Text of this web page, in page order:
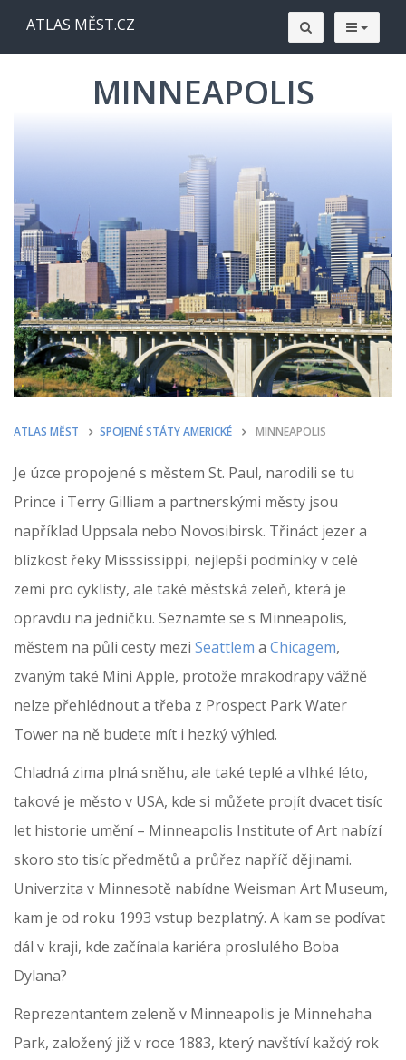
ATLAS MĚST.CZ
MINNEAPOLIS
ATLAS MĚST SPOJENÉ STÁTY AMERICKÉ MINNEAPOLIS
Je úzce propojené s městem St. Paul, narodili se tu
Prince i Terry Gilliam a partnerskými městy jsou
například Uppsala nebo Novosibirsk. Třináct jezer a
blízkost řeky Misssissippi, nejlepší podmínky v celé
zemi pro cyklisty, ale také městská zeleň, která je
opravdu na jedničku. Seznamte se s Minneapolis,
městem na půli cesty mezi Seattlem a Chicagem,
zvaným také Mini Apple, protože mrakodrapy vážně
nelze přehlédnout a třeba z Prospect Park Water
Tower na ně budete mít i hezký výhled.
Chladná zima plná sněhu, ale také teplé a vlhké léto,
takové je město v USA, kde si můžete projít dvacet tisíc
let historie umění – Minneapolis Institute of Art nabízí
skoro sto tisíc předmětů a průřez napříč dějinami.
Univerzita v Minnesotě nabídne Weisman Art Museum,
kam je od roku 1993 vstup bezplatný. A kam se podívat
dál v kraji, kde začínala kariéra proslulého Boba
Dylana?
Reprezentantem zeleně v Minneapolis je Minnehaha
Park, založený již v roce 1883, který navštíví každý rok